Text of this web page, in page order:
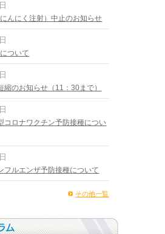
んにく注射）中止のお知らせ
ついて
縮のお知らせ（11：30まで）
ロナワクチン予防接種につい
ルエンザ予防接種について
その他一覧